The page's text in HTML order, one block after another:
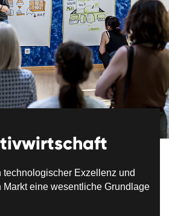
technologischer Exzellenz und
Markt eine wesentliche Grundlage